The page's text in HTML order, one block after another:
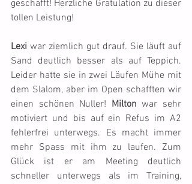
geschafft! Herzliche Gratulation zu dieser
tollen Leistung!
Lexi war ziemlich gut drauf. Sie läuft auf
Sand deutlich besser als auf Teppich.
Leider hatte sie in zwei Läufen Mühe mit
dem Slalom, aber im Open schafften wir
einen schönen Nuller! Milton war sehr
motiviert und bis auf ein Refus im A2
fehlerfrei unterwegs. Es macht immer
mehr Spass mit ihm zu laufen. Zum
Glück ist er am Meeting deutlich
schneller unterwegs als im Training,